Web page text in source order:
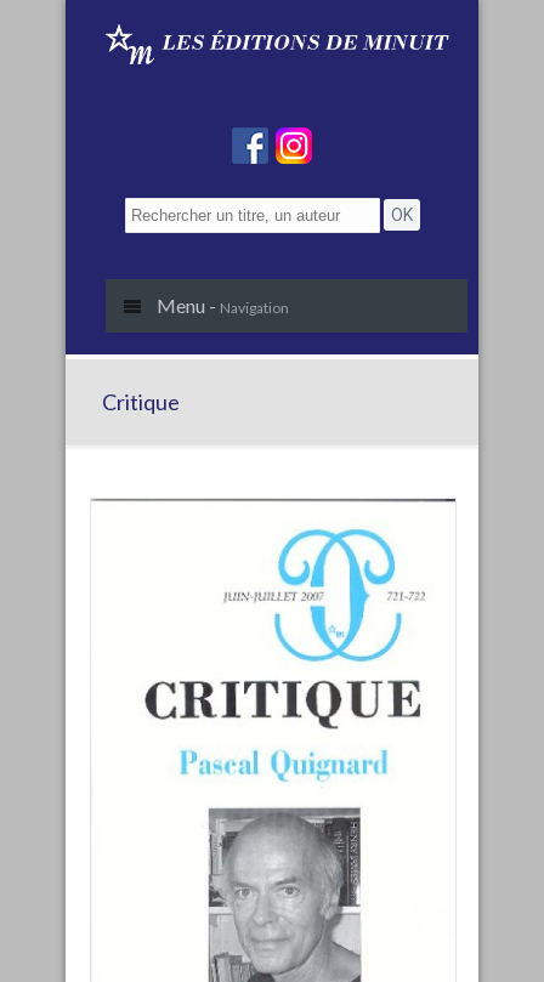
Menu - Navigation
Critique